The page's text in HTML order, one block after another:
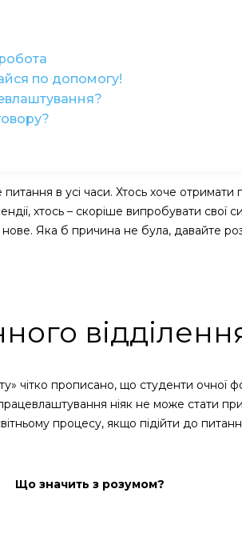
по допомогу!
в усі часи. Хтось хоче отримати
хтось – скоріше випробувати свої
Яка б причина не була, давайте
чітко прописано, що студенти очної
ніяк не може стати
процесу, якщо підійти до
Що значить з розумом?